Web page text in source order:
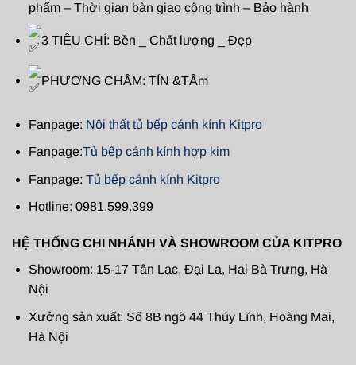
phẩm – Thời gian bàn giao công trình – Bảo hành
3 TIÊU CHÍ: Bền _ Chất lượng _ Đẹp
PHƯƠNG CHÂM: TÍN &TÂm
Fanpage: Nội thất tủ bếp cánh kính Kitpro
Fanpage:Tủ bếp cánh kính hợp kim
Fanpage: Tủ bếp cánh kính Kitpro
Hotline: 0981.599.399
HỆ THỐNG CHI NHÁNH VÀ SHOWROOM CỦA KITPRO
Showroom: 15-17 Tân Lạc, Đại La, Hai Bà Trưng, Hà
Nội
Xưởng sản xuất: Số 8B ngõ 44 Thúy Lĩnh, Hoàng Mai,
Hà Nội